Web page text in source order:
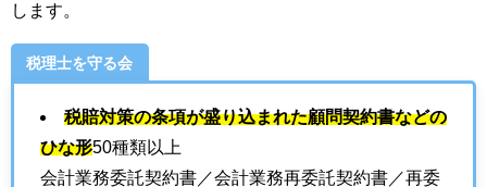
します。
税理士を守る会
税賠対策の条項が盛り込まれた顧問契約書などの
ひな形50種類以上
会計業務委託契約書／会計業務再委託契約書／再委